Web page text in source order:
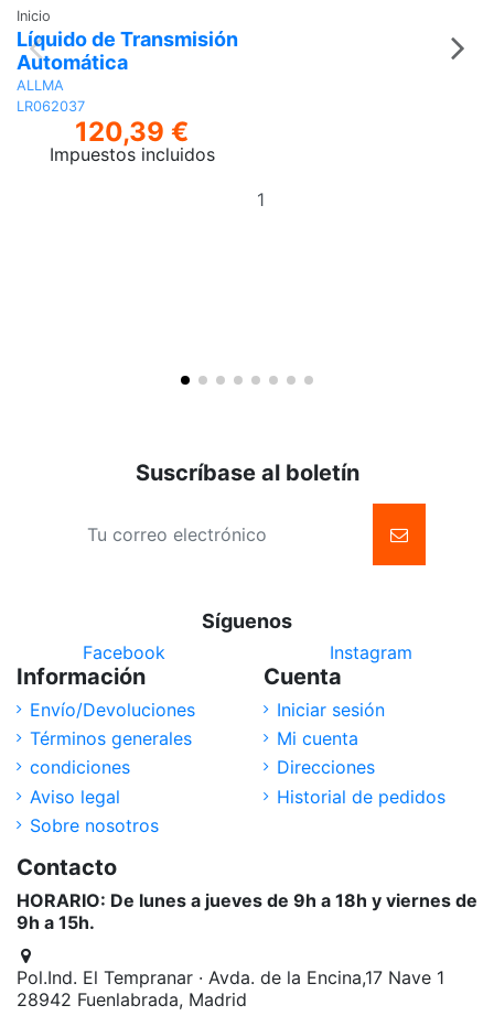
Inicio
Líquido de Transmisión
Automática
ALLMA
LR062037
120,39 €
Impuestos incluidos
Suscríbase al boletín
Síguenos
Facebook Instagram
Información
Envío/Devoluciones
Términos generales
condiciones
Aviso legal
Sobre nosotros
Cuenta
Iniciar sesión
Mi cuenta
Direcciones
Historial de pedidos
Contacto
HORARIO: De lunes a jueves de 9h a 18h y viernes de
9h a 15h.
Pol.Ind. El Tempranar · Avda. de la Encina,17 Nave 1
28942 Fuenlabrada, Madrid